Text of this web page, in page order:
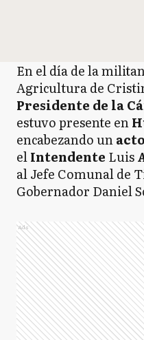
En el día de la
Agricultura de
Presidente de la
estuvo presente en
encabezando unacto
elIntendente Luis
al Jefe Comunal de
Gobernador Daniel
Ads